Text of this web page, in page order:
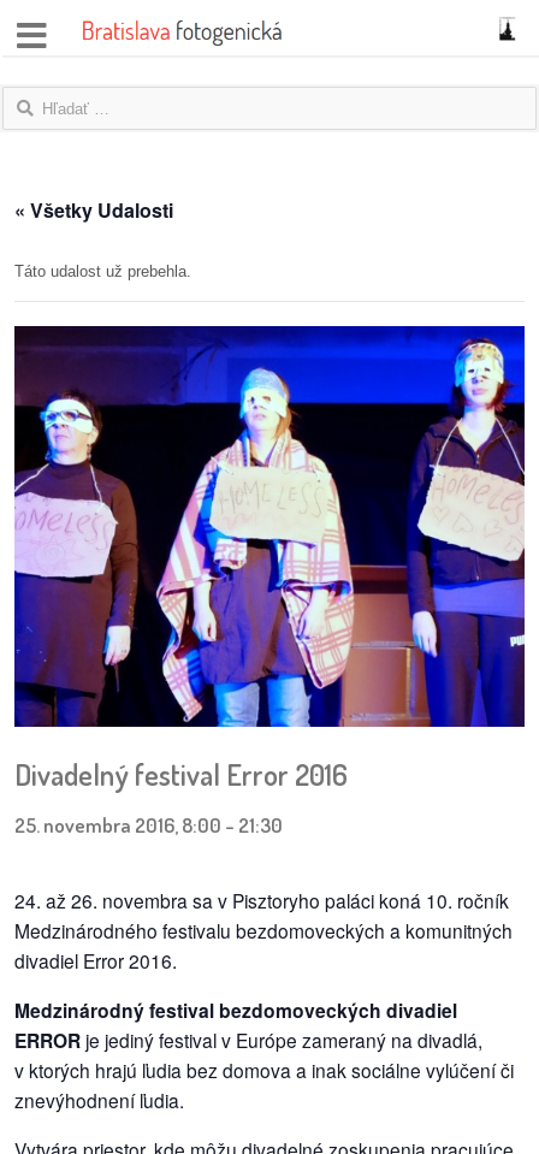
správy
názory
blogy
protesty
granty
kalendár
zákony
časti
konania
stavebné
pripomienkové
konania
« Všetky Udalosti
Táto udalost už prebehla.
Divadelný festival Error 2016
25. novembra 2016, 8:00 - 21:30
24. až 26. novembra sa v Pisztoryho paláci koná 10. ročník
Medzinárodného festivalu bezdomoveckých a komunitných
divadiel Error 2016.
Medzinárodný festival bezdomoveckých divadiel
ERROR je jediný festival v Európe zameraný na divadlá,
v ktorých hrajú ľudia bez domova a inak sociálne vylúčení či
znevýhodnení ľudia.